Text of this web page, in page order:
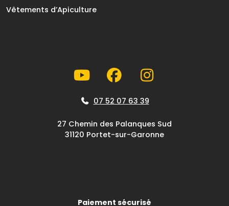
Vêtements d’Apiculture
07 52 07 63 39
27 Chemin des Palanques Sud
31120 Portet-sur-Garonne
Paiement sécurisé